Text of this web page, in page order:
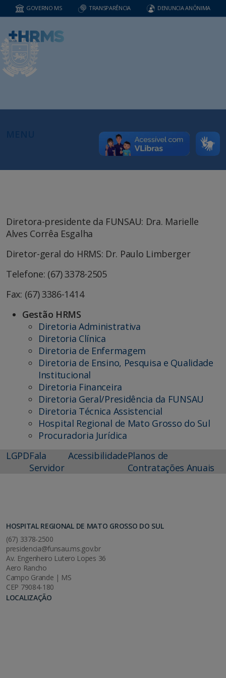
GOVERNO MS TRANSPARÊNCIA DENUNCIA ANÔNIMA
Diretora-presidente da FUNSAU: Dra. Marielle
Alves Corrêa Esgalha
Diretor-geral do HRMS: Dr. Paulo Limberger
Telefone: (67) 3378-2505
Fax: (67) 3386-1414
Gestão HRMS
Diretoria Administrativa
Diretoria Clínica
Diretoria de Enfermagem
Diretoria de Ensino, Pesquisa e Qualidade
Institucional
Diretoria Financeira
Diretoria Geral/Presidência da FUNSAU
Diretoria Técnica Assistencial
Hospital Regional de Mato Grosso do Sul
Procuradoria Jurídica
LGPDFala
Servidor
AcessibilidadePlanos de
Contratações Anuais
HOSPITAL REGIONAL DE MATO GROSSO DO SUL
(67) 3378-2500
presidencia@funsau.ms.gov.br
Av. Engenheiro Lutero Lopes 36
Aero Rancho
Campo Grande | MS
CEP 79084-180
LOCALIZAÇÃO